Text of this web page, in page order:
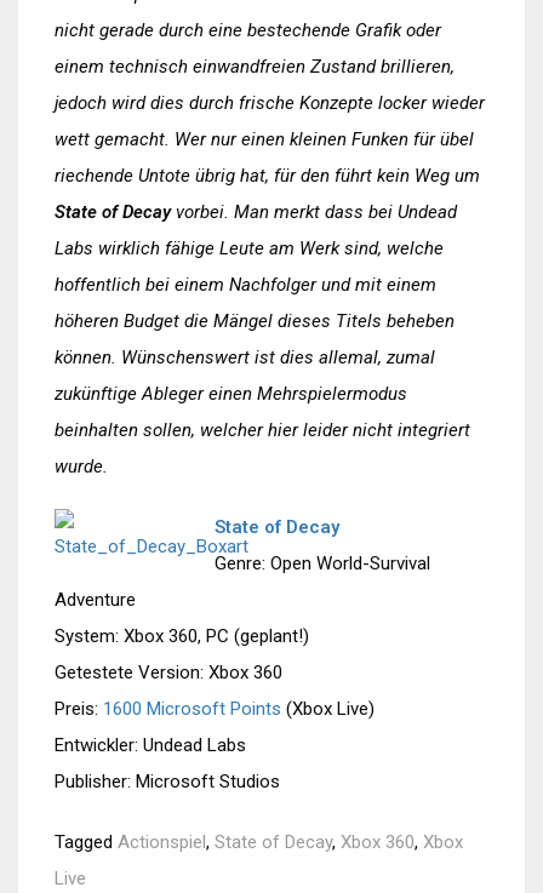
nicht gerade durch eine bestechende Grafik oder
einem technisch einwandfreien Zustand brillieren,
jedoch wird dies durch frische Konzepte locker wieder
wett gemacht. Wer nur einen kleinen Funken für übel
riechende Untote übrig hat, für den führt kein Weg um
State of Decayvorbei. Man merkt dass bei Undead
Labs wirklich fähige Leute am Werk sind, welche
hoffentlich bei einem Nachfolger und mit einem
höheren Budget die Mängel dieses Titels beheben
können. Wünschenswert ist dies allemal, zumal
zukünftige Ableger einen Mehrspielermodus
beinhalten sollen, welcher hier leider nicht integriert
wurde.
State of Decay
Genre: Open World-Survival
Adventure
System: Xbox 360, PC (geplant!)
Getestete Version: Xbox 360
Preis: 1600 Microsoft Points (Xbox Live)
Entwickler: Undead Labs
Publisher: Microsoft Studios
Tagged Actionspiel , State of Decay, Xbox 360, Xbox
Live